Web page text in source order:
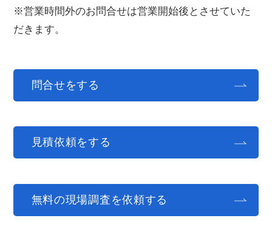
※営業時間外のお問合せは営業開始後とさせていた
だきます。
問合せをする
見積依頼をする
無料の現場調査を依頼する